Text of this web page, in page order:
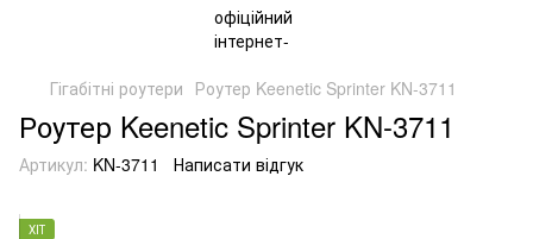
Гігабітні роутери Роутер Keenetic Sprinter KN-3711
Роутер Keenetic Sprinter KN-3711
Артикул: KN-3711 Написати відгук
ХІТ